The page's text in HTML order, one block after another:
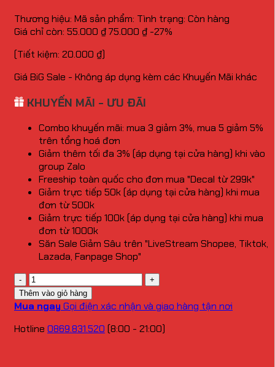
Thương hiệu: Mã sản phẩm: Tình trạng: Còn hàng
Giá chỉ còn: 55.000 ₫75.000 ₫ -27%
(Tiết kiệm: 20.000 ₫)
Giá BiG Sale - Không áp dụng kèm các Khuyến Mãi khác
KHUYẾN MÃI - ƯU ĐÃI
Combo khuyến mãi: mua 3 giảm 3%, mua 5 giảm 5%
trên tổng hoá đơn
Giảm thêm tối đa 3% (áp dụng tại cửa hàng) khi vào
group Zalo
Freeship toàn quốc cho đơn mua "Decal từ 299k"
Giảm trực tiếp 50k (áp dụng tại cửa hàng) khi mua
đơn từ 500k
Giảm trực tiếp 100k (áp dụng tại cửa hàng) khi mua
đơn từ 1000k
Săn Sale Giảm Sâu trên "LiveStream Shopee, Tiktok,
Lazada, Fanpage Shop"
Số
lượng
Thêm vào giỏ hàng
Mua ngayGọi điện xác nhận và giao hàng tận nơi
Hotline 0869.831.520 (8:00 - 21:00)